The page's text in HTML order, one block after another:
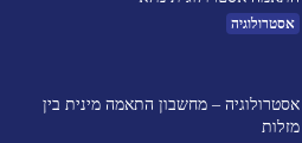
אסטרולוגיה
אסטרולוגיה – מחשבון התאמה מינית בין
מזלות